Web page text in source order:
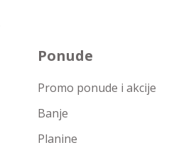
Ponude
Promo ponude i akcije
Banje
Planine